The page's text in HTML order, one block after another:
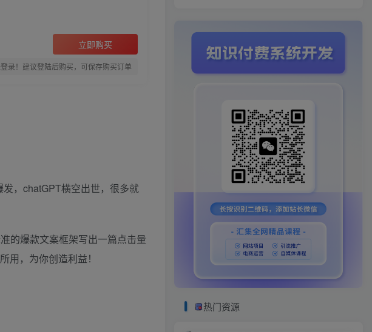
立即购买
录！建议登陆后购买，可保存购买订单
，chatGPT横空出世，很多就
的爆款文案框架写出一篇点击量
，为你创造利益！
热门资源